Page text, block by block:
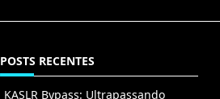
POSTS RECENTES
KASLR Bypass: Ultrapassando